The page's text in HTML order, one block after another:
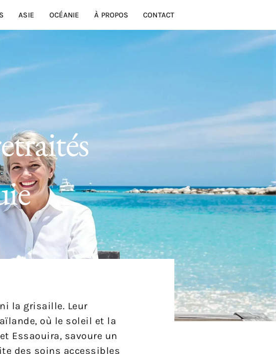
ASIE OCÉANIE À PROPOS CONTACT
la grisaille. Leur
où le soleil et la
Essaouira, savoure un
des soins accessibles